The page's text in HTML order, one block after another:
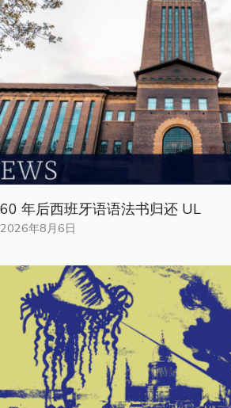
60 年后西班牙语语法书归还 UL
2026年8月6日